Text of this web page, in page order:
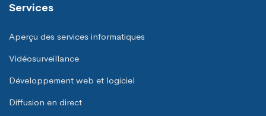
Services
Aperçu des services informatiques
Vidéosurveillance
Développement web et logiciel
Diffusion en direct